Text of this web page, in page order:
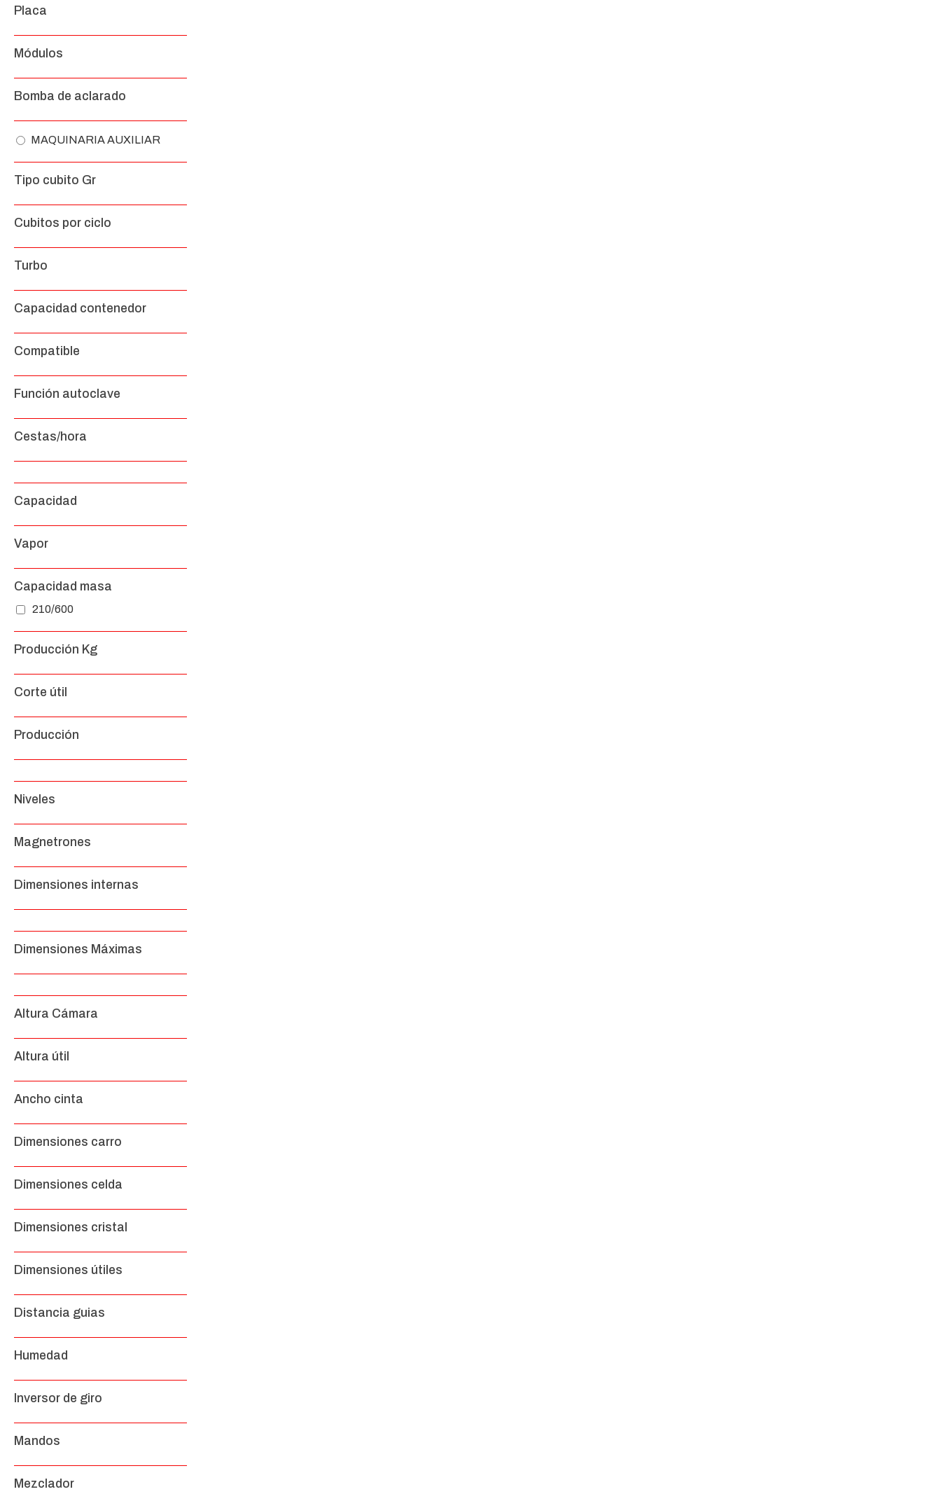
Placa
Módulos
Bomba de aclarado
MAQUINARIA AUXILIAR
Tipo cubito Gr
Cubitos por ciclo
Turbo
Capacidad contenedor
Compatible
Función autoclave
Cestas/hora
Capacidad
Vapor
Capacidad masa
210/600
Producción Kg
Corte útil
Producción
Niveles
Magnetrones
Dimensiones internas
Dimensiones Máximas
Altura Cámara
Altura útil
Ancho cinta
Dimensiones carro
Dimensiones celda
Dimensiones cristal
Dimensiones útiles
Distancia guias
Humedad
Inversor de giro
Mandos
Mezclador